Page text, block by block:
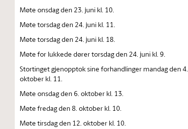
Møte onsdag den 23. juni kl. 10.
Møte torsdag den 24. juni kl. 11.
Møte torsdag den 24. juni kl. 18.
Møte for lukkede dører torsdag den 24. juni kl. 9.
Stortinget gjenopptok sine forhandlinger mandag den 4.
oktober kl. 11.
Møte onsdag den 6. oktober kl. 13.
Møte fredag den 8. oktober kl. 10.
Møte tirsdag den 12. oktober kl. 10.